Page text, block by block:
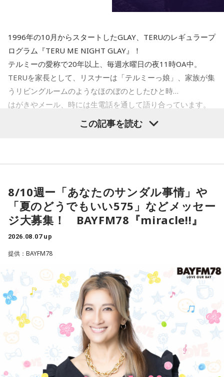
寺内：『もっちゅりん』の方が後だから、『もっちゅりん』
三輪田：その年の幸運色を、男性の幸運色3色、女性の幸運色
3色を用いるので、毎年、お色が変わるんです。
※令和9年の強運御守。次の頒布は12月を予定。令和8年強運御守は頒布終了しております。
寺内：またそそることやっているじゃないですか！
寺内：頒布開始日は決まっているんですか？
三輪田：正確には決まっていないですが、その年の幸運色を
用いますので、新年から頒布するのが通常なのですが、先駆
けとして12月に1度頒布しまして、次また新年に頒布してい
ます。どうしても頒布開始日に人が集まってしまい、近隣の
方のご迷惑もございますので。
寺内：どれくらいで頒布終了になるんですか？
三輪田：1週間でなくなってしまったりしますね。
寺内：すごいな！
YAMAMAN presents MUSIC SALAD FROM U-kari STUDIO
1.新潟　Creepy Nuts  /  Bling-Bang-Bang-Born
2.大分　globe /  Feel Like dance
3.香川　マキシマム ザ ホルモン　/　恋のメガラバ
4.北海道　松山千春 /　大空と大地の中で
5.東京　Mrs. GREEN APPLE　/　僕のこと
1996年の10月からスタートしたGLAY、TERUのレギュラープ
ログラム『TERU ME NIGHT GLAY』！
テルミーの愛称で20年以上、毎週水曜日の夜11時OA中。
TERUを家長として、リスナーは「テルミーっ娘」、家族が集
うリビングルームのようなほのぼのとしたひと時…
はがきやメール、時には生電話を通して語り合っています。
その週にあった事、その日の気付き、明日の予定、未来への
思い。どんな話も一緒に語り合うプログラムです。
10年前の約束を無事回収！
ヴェネチアLIVEを締めくくる幕張2DAYSに感謝！！
新たな夢は生まれたのか？
最新の放送を聴く
この記事を読む
8/10週ー「あなたのサンダル事情」や
「夏のどうでもいい575」などメッセー
ジ大募集！ BAYFM78『miracle!!』
2026.08.07 up
提供：BAYFM78